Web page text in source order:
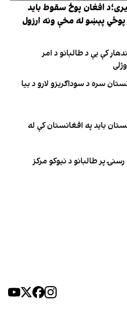
افغان پوځ سقوط باید
کال د پوځي پېښو له مخې ونه ارزول
کې یې د طالبانو د امر
سره د سوداګریزو لارو د بیا
بايد په افغانستان کې له
پر طالبانو د نیوکو مرکز